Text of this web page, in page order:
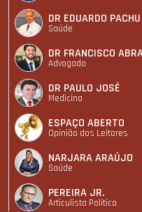
DR EDUARDO PACHU
Saúde
DR FRANCISCO
Advogado
DR PAULO JOSÉ
Medicina
ESPAÇO ABERTO
Opinião dos Leitores
NARJARA ARAÚJO
Saúde
PEREIRA JR.
Articulista Polí­tico